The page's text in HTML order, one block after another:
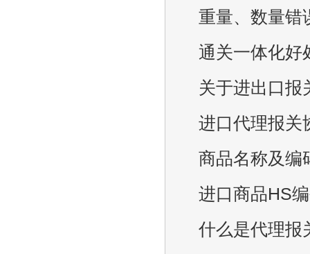
重量、数量错
通关一体化好
关于进出口报
进口代理报关
商品名称及编
进口商品HS
什么是代理报